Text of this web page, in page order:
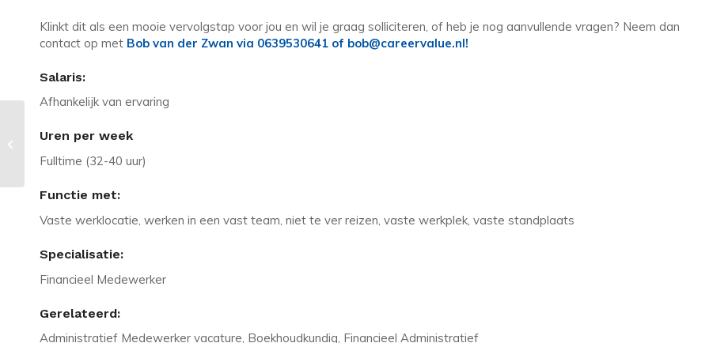
Klinkt dit als een mooie vervolgstap voor jou en wil je graag solliciteren, of heb je nog aanvullende vragen? Neem dan
contact op met Bob van der Zwan via 0639530641 of bob@careervalue.nl!
Salaris:
Afhankelijk van ervaring
Uren per week
Fulltime (32-40 uur)
Functie met:
Vaste werklocatie, werken in een vast team, niet te ver reizen, vaste werkplek, vaste standplaats
Specialisatie:
Financieel Medewerker
Gerelateerd:
Administratief Medewerker vacature, Boekhoudkundig, Financieel Administratief
Junior Financial Controller –
€4.300...